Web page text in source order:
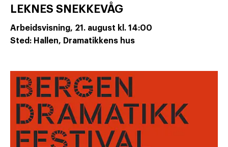
LEKNES SNEKKEVÅG
Arbeidsvisning, 21. august kl. 14:00
Sted: Hallen, Dramatikkens hus